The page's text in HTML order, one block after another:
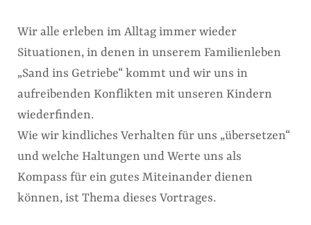
Wir alle erleben im Alltag immer wieder
Situationen, in denen in unserem Familienleben
„Sand ins Getriebe“ kommt und wir uns in
aufreibenden Konflikten mit unseren Kindern
wiederfinden.
Wie wir kindliches Verhalten für uns „übersetzen“
und welche Haltungen und Werte uns als
Kompass für ein gutes Miteinander dienen
können, ist Thema dieses Vortrages.